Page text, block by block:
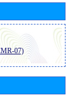
07)